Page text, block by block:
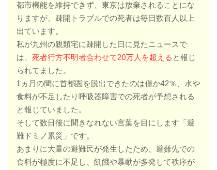
都市機能を維持できず、東京は放棄されることにな
りますが、疎開トラブルでの死者は毎日数百人以上
出ています。
私が九州の親類宅に疎開した日に見たニュースで
は、死者行方不明者合わせて20万人を超える と報じ
られてました。
1ヵ月の間に首都圏を脱出できたのは僅か42％、水や
食料が不足したり呼吸器障害での死者が予想される
と報じていました。
そして数日後に聞きなれない言葉を目にします「避
難ドミノ累災」です。
あまりに大量の避難民が発生したため、避難先での
食料が極度に不足し、飢餓や暴動が多発して秩序が